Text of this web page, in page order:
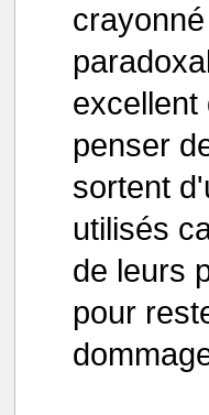
excellent
penser
sortent
utilisés
de leurs
pour